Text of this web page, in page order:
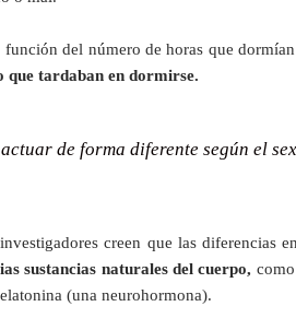
del número de horas que
que tardaban en dormirse.
de forma diferente según el
creen que las diferencias
sustancias naturales del cuerpo,
(una neurohormona).